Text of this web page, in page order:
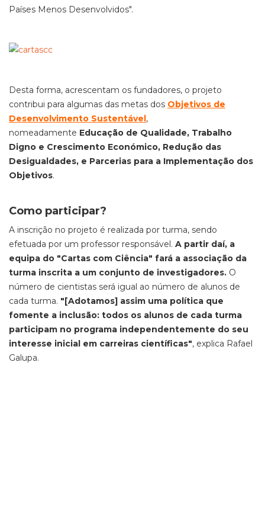
Países Menos Desenvolvidos".
Desta forma, acrescentam os fundadores, o projeto
contribui para algumas das metas dos Objetivos de
Desenvolvimento Sustentável,
nomeadamente Educação de Qualidade, Trabalho
Digno e Crescimento Económico, Redução das
Desigualdades, e Parcerias para a Implementação dos
Objetivos.
Como participar?
A inscrição no projeto é realizada por turma, sendo
efetuada por um professor responsável. A partir daí, a
equipa do "Cartas com Ciência" fará a associação da
turma inscrita a um conjunto de investigadores. O
número de cientistas será igual ao número de alunos de
cada turma. "[Adotamos] assim uma política que
fomente a inclusão: todos os alunos de cada turma
participam no programa independentemente do seu
interesse inicial em carreiras científicas", explica Rafael
Galupa.